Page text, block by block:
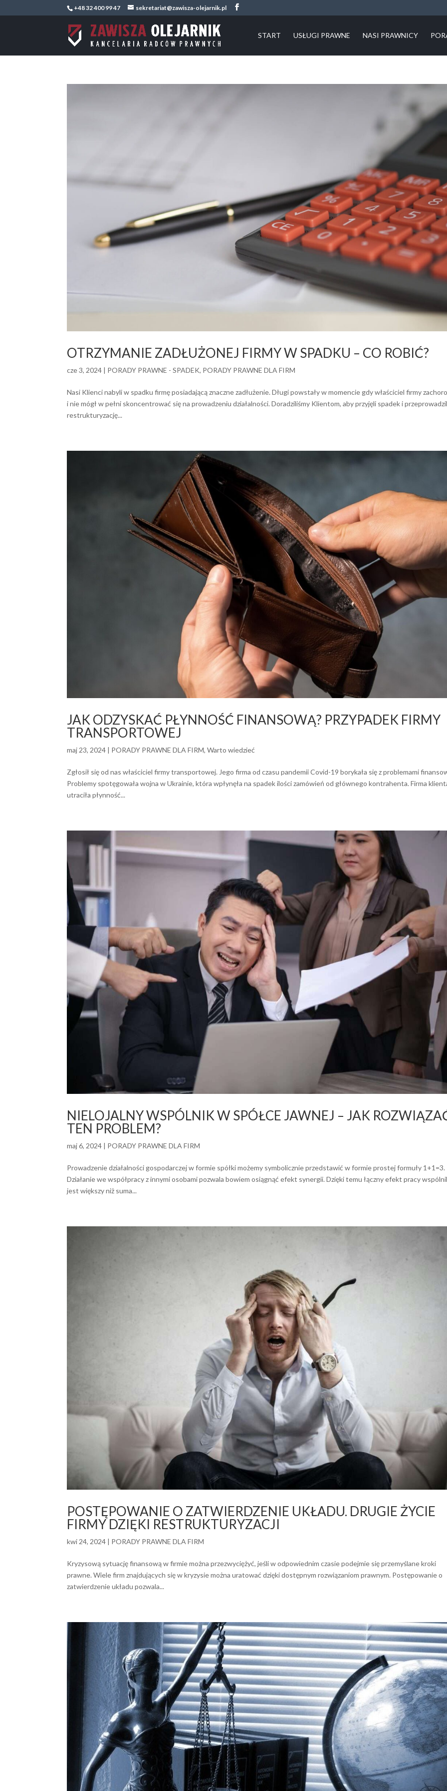
+48 32 400 99 47 sekretariat@zawisza-olejarnik.pl
START USŁUGI PRAWNE NASI PRAWNICY
OTRZYMANIE ZADŁUŻONEJ FIRMY W SPADKU – CO ROBIĆ?
cze 3, 2024 | PORADY PRAWNE - SPADEK, PORADY PRAWNE DLA FIRM
Nasi Klienci nabyli w spadku firmę posiadającą znaczne zadłużenie. Długi powstały w momencie gdy właściciel firmy
i nie mógł w pełni skoncentrować się na prowadzeniu działalności. Doradziliśmy Klientom, aby przyjęli spadek i
restrukturyzację...
JAK ODZYSKAĆ PŁYNNOŚĆ FINANSOWĄ? PRZYPADEK FIRMY
TRANSPORTOWEJ
maj 23, 2024 | PORADY PRAWNE DLA FIRM,Warto wiedzieć
Zgłosił się od nas właściciel firmy transportowej. Jego firma od czasu pandemii Covid-19 borykała się z problemami
Problemy spotęgowała wojna w Ukrainie, która wpłynęła na spadek ilości zamówień od głównego kontrahenta. Firma
utraciła płynność...
NIELOJALNY WSPÓLNIK W SPÓŁCE JAWNEJ – JAK
TEN PROBLEM?
maj 6, 2024 | PORADY PRAWNE DLA FIRM
Prowadzenie działalności gospodarczej w formie spółki możemy symbolicznie przedstawić w formie prostej formuły 1+1=3.
Działanie we współpracy z innymi osobami pozwala bowiem osiągnąć efekt synergii. Dzięki temu łączny efekt pracy
jest większy niż suma...
POSTĘPOWANIE O ZATWIERDZENIE UKŁADU. DRUGIE ŻYCIE
FIRMY DZIĘKI RESTRUKTURYZACJI
kwi 24, 2024 | PORADY PRAWNE DLA FIRM
Kryzysową sytuację finansową w firmie można przezwyciężyć, jeśli w odpowiednim czasie podejmie się przemyślane kroki
prawne. Wiele firm znajdujących się w kryzysie można uratować dzięki dostępnym rozwiązaniom prawnym. Postępowanie o
zatwierdzenie układu pozwala...